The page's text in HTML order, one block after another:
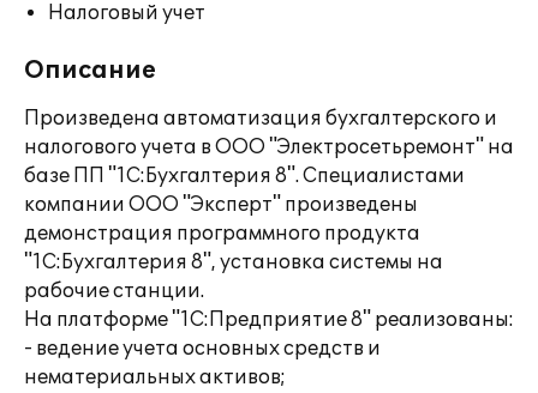
Налоговый учет
Описание
Произведена автоматизация бухгалтерского и
налогового учета в ООО "Электросетьремонт" на
базе ПП "1С:Бухгалтерия 8". Специалистами
компании ООО "Эксперт" произведены
демонстрация программного продукта
"1С:Бухгалтерия 8", установка системы на
рабочие станции.
На платформе "1С:Предприятие 8" реализованы:
- ведение учета основных средств и
нематериальных активов;